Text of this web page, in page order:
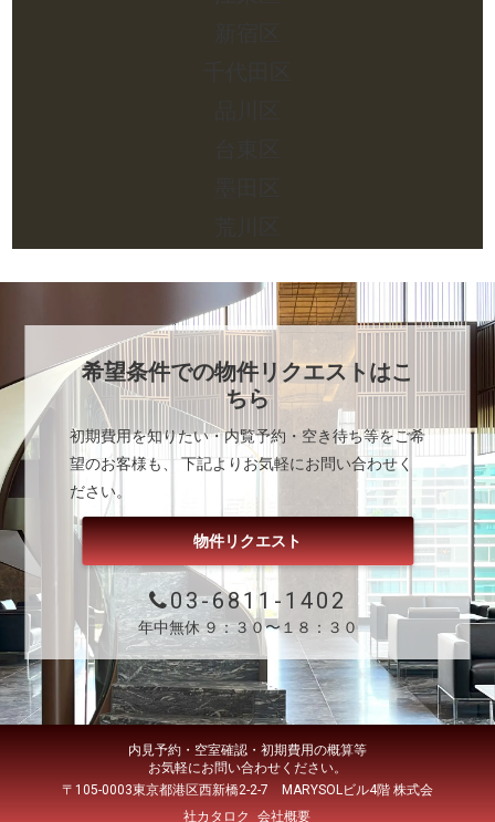
希望条件での物件リクエストはこ
ちら
初期費用を知りたい・内覧予約・空き待ち等をご希
望のお客様も、 下記よりお気軽にお問い合わせく
ださい。
物件リクエスト
03-6811-1402
年中無休 ９：３０〜１８：３０
内見予約・空室確認・初期費用の概算等
お気軽にお問い合わせください。
〒105-0003東京都港区西新橋2-2-7 MARYSOLビル4階 株式会
社カタロク
会社概要